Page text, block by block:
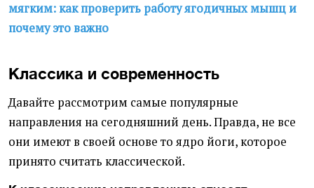
мягким: как проверить работу ягодичных мышц и
почему это важно
Классика и современность
Давайте рассмотрим самые популярные
направления на сегодняшний день. Правда, не все
они имеют в своей основе то ядро йоги, которое
принято считать классической.